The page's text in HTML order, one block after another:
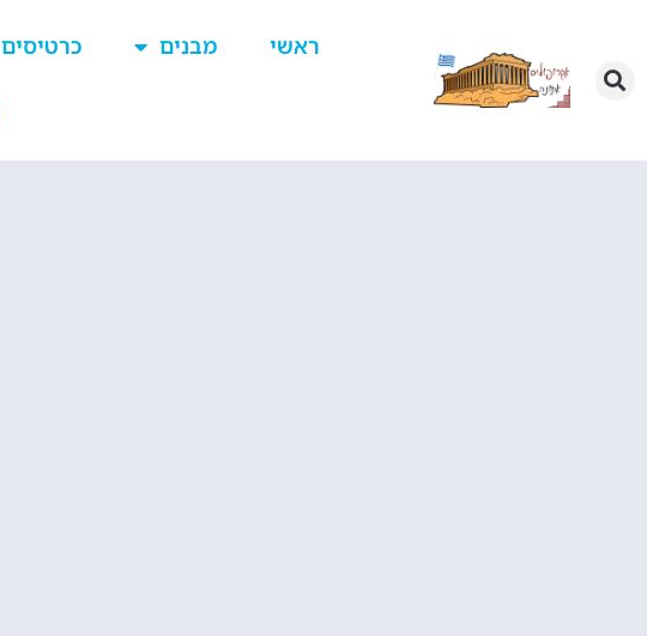
ראשי מבנים כרטיסים